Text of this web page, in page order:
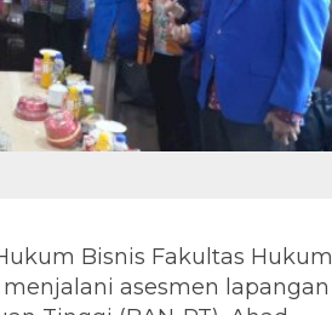
Bisnis Fakultas Hukum
asesmen lapangan